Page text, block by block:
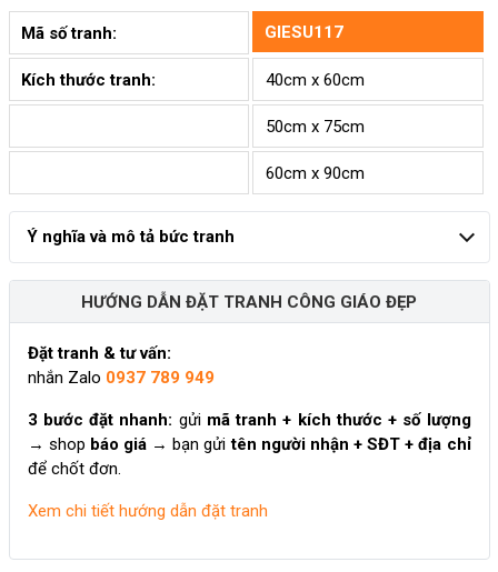
Mã số tranh: GIESU117
Kích thước tranh: 40cm x 60cm
50cm x 75cm
60cm x 90cm
Ý nghĩa và mô tả bức tranh
HƯỚNG DẪN ĐẶT TRANH CÔNG GIÁO ĐẸP
Đặt tranh & tư vấn:
nhắn Zalo 0937 789 949
3 bước đặt nhanh: gửi mã tranh + kích thước + số lượng
→ shop báo giá→ bạn gửitên người nhận + SĐT + địa chỉ
để chốt đơn.
Xem chi tiết hướng dẫn đặt tranh